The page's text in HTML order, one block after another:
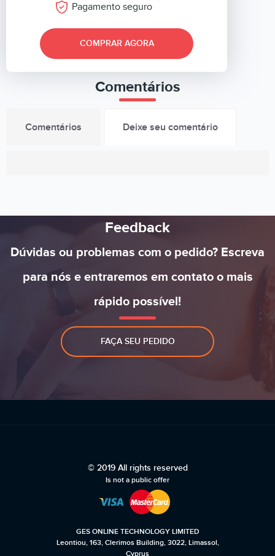
Pagamento seguro
COMPRAR AGORA
Comentários
Comentários Deixe seu comentário
Feedback
Dúvidas ou problemas com o pedido? Escreva
para nós e entraremos em contato o mais
rápido possível!
FAÇA SEU PEDIDO
© 2019 All rights reserved
Is not a public offer
GES ONLINE TECHNOLOGY LIMITED
Leontiou, 163, Clerimos Building, 3022, Limassol,
Cyprus